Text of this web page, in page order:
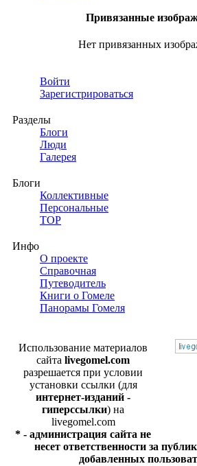
Привязанные
Нет привязанных
Войти
Зарегистрироваться
Разделы
Блоги
Люди
Галерея
Блоги
Коллективные
Персональные
TOP
Инфо
О проекте
Справочная
Путеводитель
Книги о Гомеле
Панорамы Гомеля
Использование материалов
сайта livegomel.com
разрешается при условии
установки ссылки (для
интернет-изданий -
гиперссылки) на
livegomel.com
* - администрация сайта не
несет ответственности за
добавленных